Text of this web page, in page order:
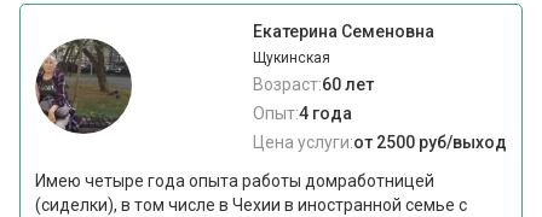
Екатерина Семеновна
Щукинская
Возраст:60 лет
Опыт:4 года
Цена услуги:от 2500 руб/выход
Имею четыре года опыта работы домработницей
(сиделки), в том числе в Чехии в иностранной семье с